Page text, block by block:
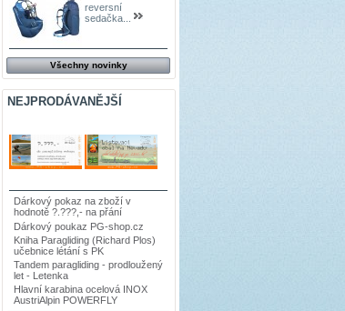
reversní
sedačka...
Všechny novinky
NEJPRODÁVANĚJŠÍ
Dárkový pokaz na zboží v
hodnotě ?.???,- na přání
Dárkový poukaz PG-shop.cz
Kniha Paragliding (Richard Plos)
učebnice létání s PK
Tandem paragliding - prodloužený
let - Letenka
Hlavní karabina ocelová INOX
AustriAlpin POWERFLY